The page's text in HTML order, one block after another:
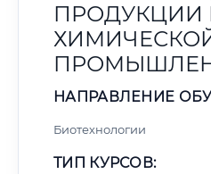
ПРОДУКЦИИ
НАПРАВЛЕНИЕ
Биотехнологии
ТИП КУРСОВ: